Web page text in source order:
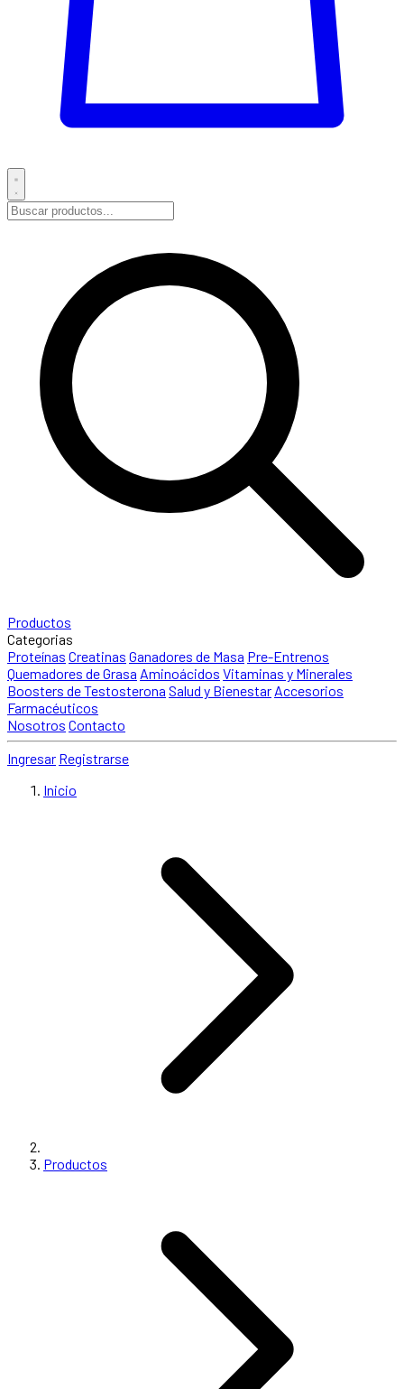
Productos
Categorias
Proteínas Creatinas Ganadores de Masa Pre-Entrenos
Quemadores de Grasa Aminoácidos Vitaminas y Minerales
Boosters de Testosterona Salud y Bienestar Accesorios
Farmacéuticos
Nosotros Contacto
Ingresar Registrarse
Inicio
Productos